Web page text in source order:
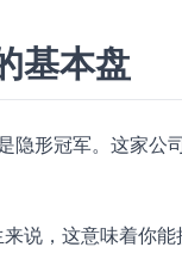
基本盘
隐形冠军。这家公
说，这意味着你能